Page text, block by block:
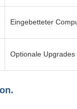
Eingebetteter
Optionale Upgrades